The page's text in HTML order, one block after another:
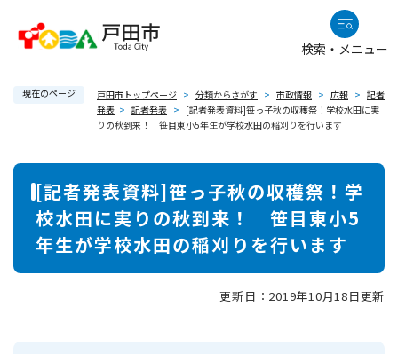
検索・メニュー
現在のページ 戸田市トップページ > 分類からさがす > 市政情報 > 広報 > 記者
発表 > 記者発表 > [記者発表資料]笹っ子秋の収穫祭！学校水田に実
りの秋到来！ 笹目東小5年生が学校水田の稲刈りを行います
本
[記者発表資料]笹っ子秋の収穫祭！学
校水田に実りの秋到来！ 笹目東小5
年生が学校水田の稲刈りを行います
更新日：2019年10月18日更新